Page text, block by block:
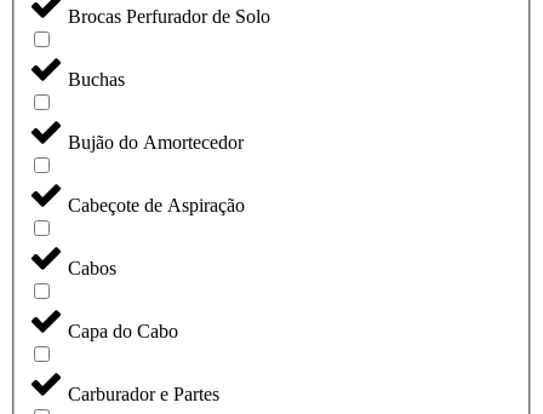
Brocas Perfurador de Solo
Buchas
Bujão do Amortecedor
Cabeçote de Aspiração
Cabos
Capa do Cabo
Carburador e Partes